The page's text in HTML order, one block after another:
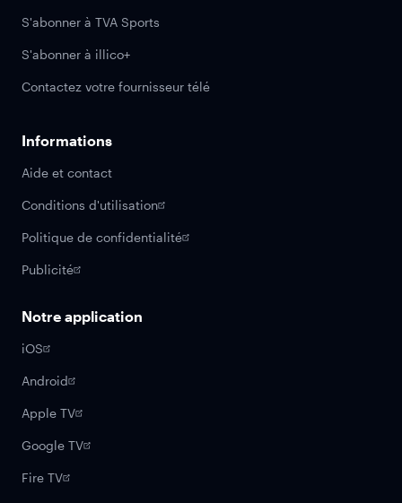
S'abonner à TVA Sports
S'abonner à illico+
Contactez votre fournisseur télé
Informations
Aide et contact
Conditions d'utilisation
Politique de confidentialité
Publicité
Notre application
iOS
Android
Apple TV
Google TV
Fire TV